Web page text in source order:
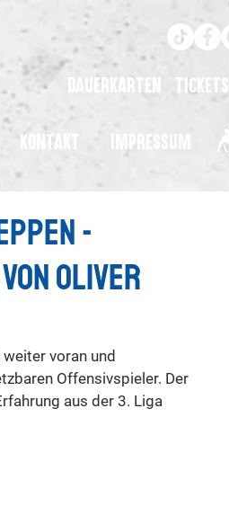
Kontakt Impressum
dauerkarten Tickets
-
Oliver
voran und
Offensivspieler. Der
aus der 3. Liga